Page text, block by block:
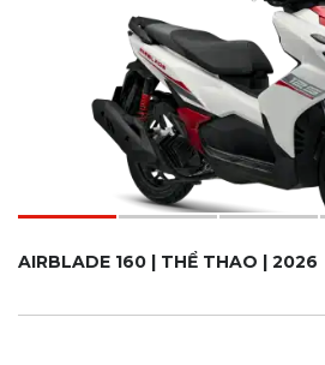
AIRBLADE 160 | THỂ THAO | 2026